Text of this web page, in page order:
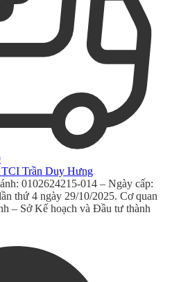
Trần Duy Hưng
0102624215-014 – Ngày cấp:
thứ 4 ngày 29/10/2025. Cơ quan
– Sở Kế hoạch và Đầu tư thành